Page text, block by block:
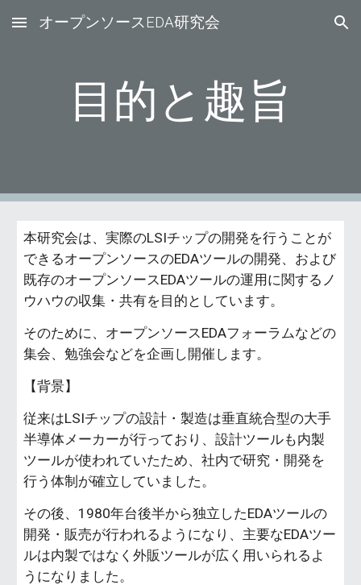
Skip to main content Skip to navigation
オープンソースEDA研究会
目的と趣旨
本研究会は、実際のLSIチップの開発を行うことが
できるオープンソースのEDAツールの開発、および
既存のオープンソースEDAツールの運用に関するノ
ウハウの収集・共有を目的としています。
そのために、オープンソースEDAフォーラムなどの
集会、勉強会などを企画し開催します。
【背景】
従来はLSIチップの設計・製造は垂直統合型の大手
半導体メーカーが行っており、設計ツールも内製
ツールが使われていたため、社内で研究・開発を
行う体制が確立していました。
その後、1980年台後半から独立したEDAツールの
開発・販売が行われるようになり、主要なEDAツー
ルは内製ではなく外販ツールが広く用いられるよ
うになりました。